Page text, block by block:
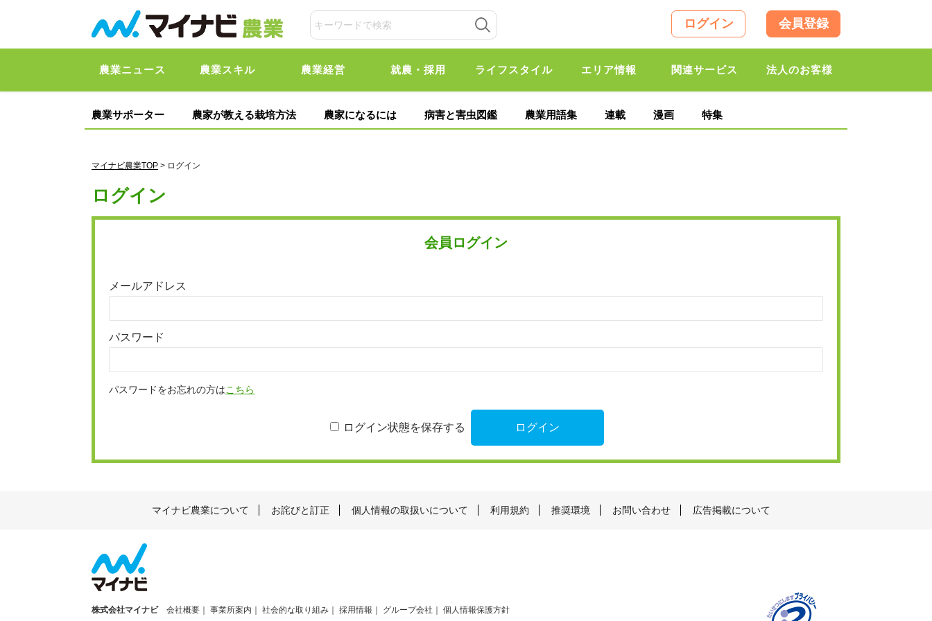
ログイン 会員登録
農業ニュース 農業スキル 農業経営 就農・採用 ライフスタイル エリア情報 関連サービス 法人のお客様
農業サポーター 農家が教える栽培方法 農家になるには 病害と害虫図鑑 農業用語集 連載 漫画 特集
マイナビ農業TOP > ログイン
ログイン
会員ログイン
メールアドレス
パスワード
パスワードをお忘れの方はこちら
ログイン状態を保存する
マイナビ農業について お詫びと訂正 個人情報の取扱いについて 利用規約 推奨環境 お問い合わせ 広告掲載について
株式会社マイナビ 会社概要 事業所案内 社会的な取り組み 採用情報 グループ会社 個人情報保護方針